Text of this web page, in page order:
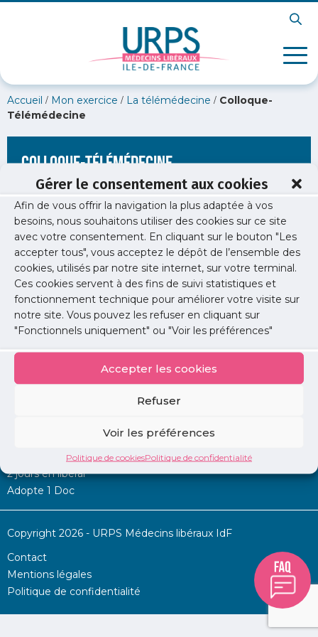
Gérer le consentement aux cookies
Afin de vous offrir la navigation la plus adaptée à vos
besoins, nous souhaitons utiliser des cookies sur ce site
avec votre consentement. En cliquant sur le bouton "Les
accepter tous", vous acceptez le dépôt de l’ensemble des
cookies, utilisés par notre site internet, sur votre terminal.
Ces cookies servent à des fins de suivi statistiques et
fonctionnement technique pour améliorer votre visite sur
notre site. Vous pouvez les refuser en cliquant sur
"Fonctionnels uniquement" ou "Voir les préférences"
Accepter les cookies
Refuser
Voir les préférences
Politique de cookiesPolitique de confidentialité
Accueil / Mon exercice / La télémédecine / Colloque-
Télémédecine
Colloque-Télémédecine
Permanence d’aide à l’installation
2 jours en libéral
Adopte 1 Doc
Copyright 2026 - URPS Médecins libéraux IdF
Contact
Mentions légales
Politique de confidentialité